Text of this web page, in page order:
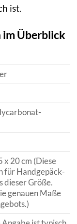
ist.
im Überblick
x 20 cm (Diese
für Handgepäck-
dieser Größe.
genauen Maße